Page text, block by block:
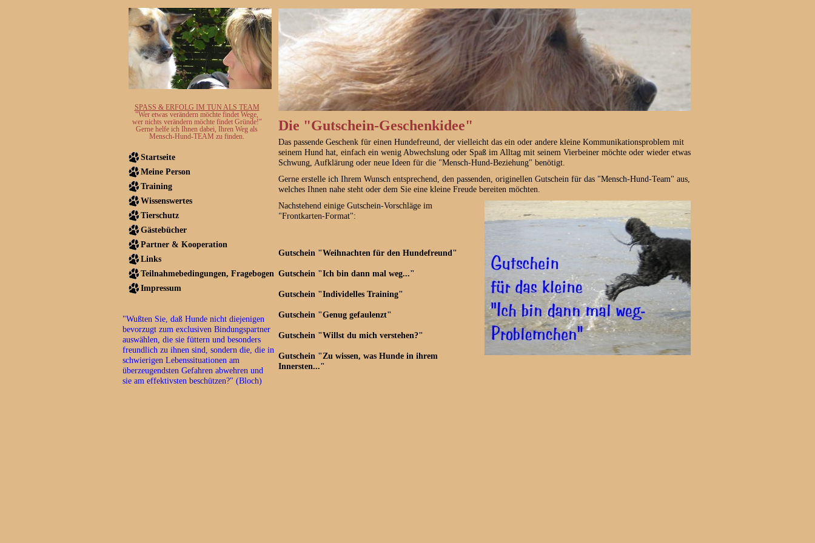
SPASS & ERFOLG IM TUN ALS TEAM
"Wer etwas verändern möchte findet Wege,
wer nichts verändern möchte findet Gründe!"
Gerne helfe ich Ihnen dabei, Ihren Weg als
Mensch-Hund-TEAM zu finden.
Startseite
Meine Person
Training
Wissenswertes
Tierschutz
Gästebücher
Partner & Kooperation
Links
Teilnahmebedingungen, Fragebogen
Impressum
"Wußten Sie, daß Hunde nicht diejenigen
bevorzugt zum exclusiven Bindungspartner
auswählen, die sie füttern und besonders
freundlich zu ihnen sind, sondern die, die in
schwierigen Lebenssituationen am
überzeugendsten Gefahren abwehren und
sie am effektivsten beschützen?" (Bloch)
Die "Gutschein-Geschenkidee"
Das passende Geschenk für einen Hundefreund, der vielleicht das ein oder andere kleine Kommunikationsproblem mit
seinem Hund hat, einfach ein wenig Abwechslung oder Spaß im Alltag mit seinem Vierbeiner möchte oder wieder etwas
Schwung, Aufklärung oder neue Ideen für die "Mensch-Hund-Beziehung" benötigt.
Gerne erstelle ich Ihrem Wunsch entsprechend, den passenden, originellen Gutschein für das "Mensch-Hund-Team" aus,
welches Ihnen nahe steht oder dem Sie eine kleine Freude bereiten möchten.
Nachstehend einige Gutschein-Vorschläge im
"Frontkarten-Format":
Gutschein "Weihnachten für den Hundefreund"
Gutschein "Ich bin dann mal weg..."
Gutschein "Individelles Training"
Gutschein "Genug gefaulenzt"
Gutschein "Willst du mich verstehen?"
Gutschein "Zu wissen, was Hunde in ihrem
Innersten..."